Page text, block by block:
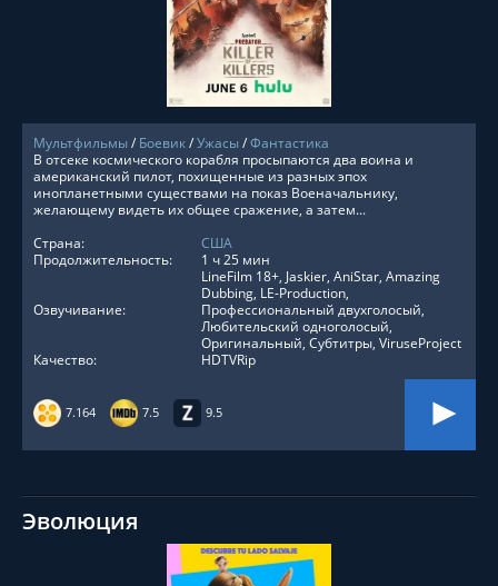
СМОТРЕТЬ ОНЛАЙН
Мультфильмы/ Боевик/Ужасы/Фантастика
7.164 7.5 9.5
В отсеке космического корабля просыпаются два воина и
американский пилот, похищенные из разных эпох
инопланетными существами на показ Военачальнику,
желающему видеть их общее сражение, а затем...
Страна:
США
Продолжительность:
1 ч 25 мин
Озвучивание:
LineFilm 18+, Jaskier, AniStar, Amazing
Dubbing, LE-Production,
Профессиональный двухголосый,
Любительский одноголосый,
Оригинальный, Субтитры, ViruseProject
Качество:
HDTVRip
Эволюция